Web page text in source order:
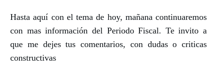
Hasta aquí con el tema de hoy, mañana continuaremos
con mas información del Periodo Fiscal. Te invito a
que me dejes tus comentarios, con dudas o criticas
constructivas